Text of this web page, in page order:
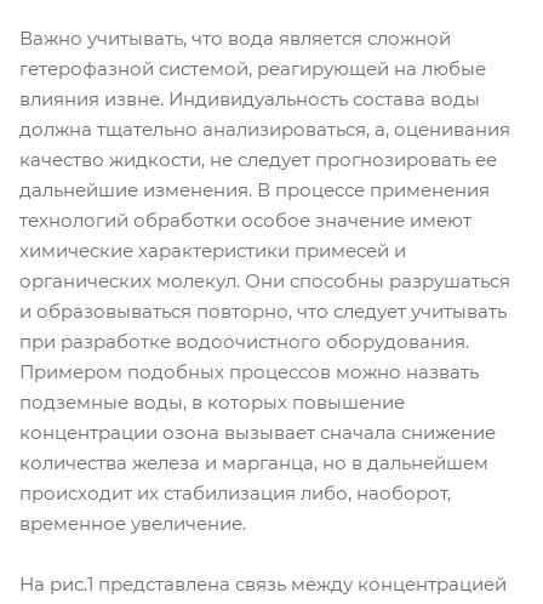
Важно учитывать, что вода является сложной
гетерофазной системой, реагирующей на любые
влияния извне. Индивидуальность состава воды
должна тщательно анализироваться, а, оценивания
качество жидкости, не следует прогнозировать ее
дальнейшие изменения. В процессе применения
технологий обработки особое значение имеют
химические характеристики примесей и
органических молекул. Они способны разрушаться
и образовываться повторно, что следует учитывать
при разработке водоочистного оборудования.
Примером подобных процессов можно назвать
подземные воды, в которых повышение
концентрации озона вызывает сначала снижение
количества железа и марганца, но в дальнейшем
происходит их стабилизация либо, наоборот,
временное увеличение.
На рис.1 представлена связь между концентрацией